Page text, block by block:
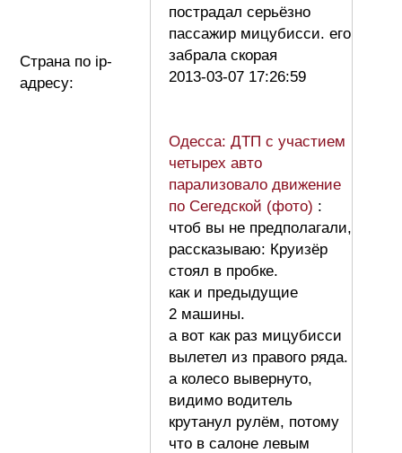
Страна по ip-
адресу:
пострадал серьёзно
пассажир мицубисси. его
забрала скорая
2013-03-07 17:26:59
Одесса: ДТП с участием
четырех авто
парализовало движение
по Сегедской (фото) :
чтоб вы не предполагали,
рассказываю: Круизёр
стоял в пробке.
как и предыдущие
2 машины.
а вот как раз мицубисси
вылетел из правого ряда.
а колесо вывернуто,
видимо водитель
крутанул рулём, потому
что в салоне левым